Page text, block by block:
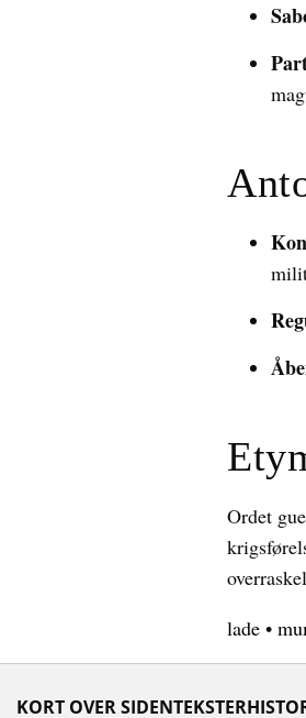
Ordet
lade •
KORT OVER SIDENTEKSTER